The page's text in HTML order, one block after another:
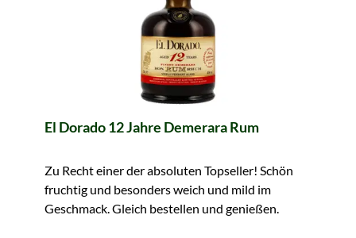
El Dorado 12 Jahre Demerara Rum
Zu Recht einer der absoluten Topseller! Schön
fruchtig und besonders weich und mild im
Geschmack. Gleich bestellen und genießen.